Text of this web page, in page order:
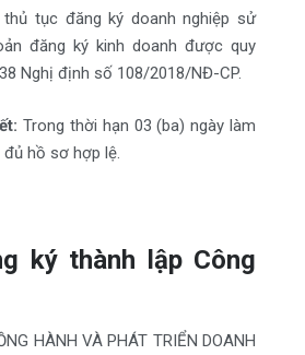
tục đăng ký doanh nghiệp sử
đăng ký kinh doanh được quy
Nghị định số 108/2018/NĐ-CP.
Trong thời hạn 03 (ba) ngày làm
hồ sơ hợp lệ.
ký thành lập Công
HÀNH VÀ PHÁT TRIỂN DOANH